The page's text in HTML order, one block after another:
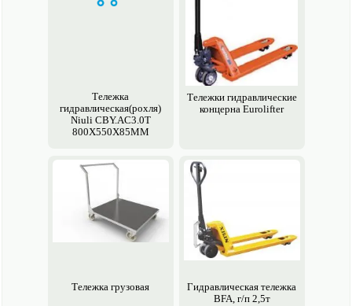
Тележка
гидравлическая(рохля)
Niuli CBY.AC3.0T
800X550X85MM
Тележки гидравлические
концерна Eurolifter
Тележка грузо­вая
Гидравлическая тележка
BFA, г/п 2,5т